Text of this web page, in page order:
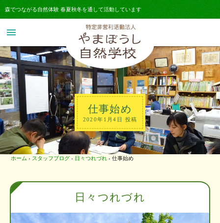
森でつながる自然体験 春夏秋冬を通して活動しています
menu
仕事始め
2020年1月4日 投稿
ホーム › スタッフブログ › 日々つれづれ › 仕事始め
日々つれづれ